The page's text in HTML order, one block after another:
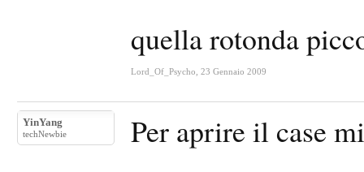
quella rotonda
Lord_Of_Psycho 23 Gennaio 2009
YinYang
techNewbie Per aprire il case